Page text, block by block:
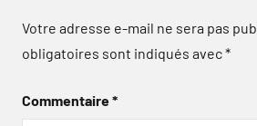
Votre adresse e-mail ne sera pas
obligatoires sont indiqués avec*
Commentaire*